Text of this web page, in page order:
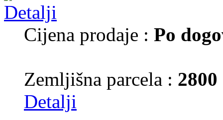
Cijena prodaje : Po
Zemljišna parcela : 2800
Detalji